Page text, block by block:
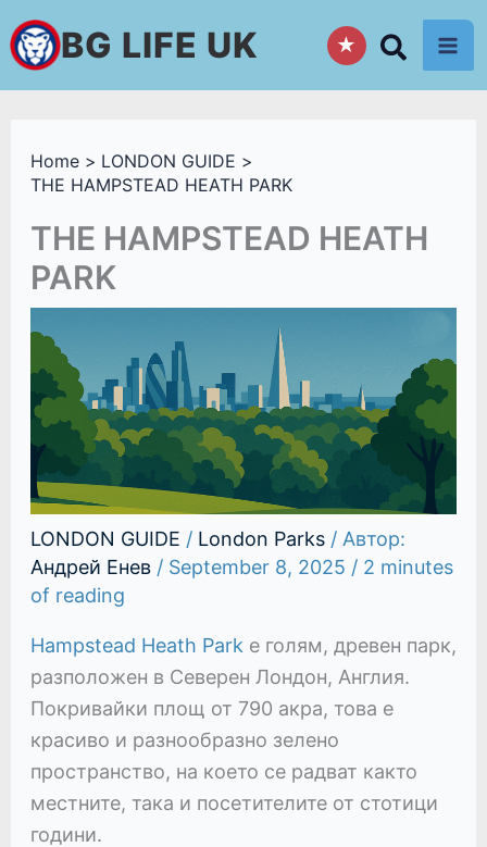
Skip
to
content
BG LIFE UK ★
Home
LONDON GUIDE
THE HAMPSTEAD HEATH PARK
THE HAMPSTEAD HEATH
PARK
LONDON GUIDE / London Parks/ Автор:
Андрей Енев / September 8, 2025 / 2 minutes
of reading
Hampstead Heath Park е голям, древен парк,
разположен в Северен Лондон, Англия.
Покривайки площ от 790 акра, това е
красиво и разнообразно зелено
пространство, на което се радват както
местните, така и посетителите от стотици
години.